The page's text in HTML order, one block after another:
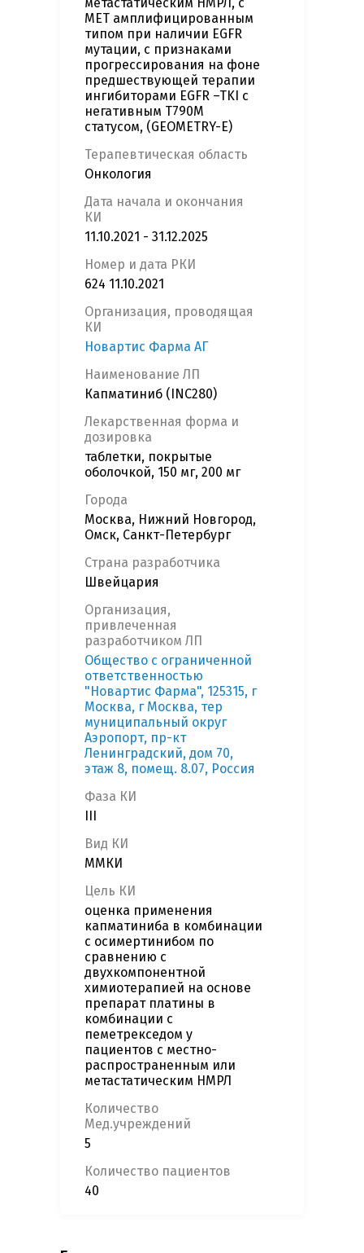
метастатическим НМРЛ, с
МЕТ амплифицированным
типом при наличии EGFR
мутации, с признаками
прогрессирования на фоне
предшествующей терапии
ингибиторами EGFR –TKI с
негативным T790M
статусом, (GEOMETRY-E)
Терапевтическая область
Онкология
Дата начала и окончания
КИ
11.10.2021 - 31.12.2025
Номер и дата РКИ
624 11.10.2021
Организация, проводящая
КИ
Новартис Фарма АГ
Наименование ЛП
Капматиниб (INC280)
Лекарственная форма и
дозировка
таблетки, покрытые
оболочкой, 150 мг, 200 мг
Города
Москва, Нижний Новгород,
Омск, Санкт-Петербург
Страна разработчика
Швейцария
Организация,
привлеченная
разработчиком ЛП
Общество с ограниченной
ответственностью
"Новартис Фарма", 125315, г
Москва, г Москва, тер
муниципальный округ
Аэропорт, пр-кт
Ленинградский, дом 70,
этаж 8, помещ. 8.07, Россия
Фаза КИ
Вид КИ
ММКИ
Цель КИ
оценка применения
капматиниба в комбинации
с осимертинибом по
сравнению c
двухкомпонентной
химиотерапией на основе
препарат платины в
комбинации с
пеметрекседом у
пациентов с местно-
распространенным или
метастатическим НМРЛ
Количество
Мед.учреждений
5
Количество пациентов
40